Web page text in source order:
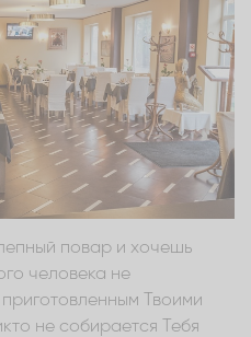
повар и хочешь
человека не
Твоими
не собирается Тебя